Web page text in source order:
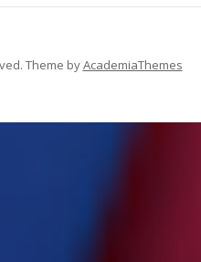
Theme byAcademiaThemes